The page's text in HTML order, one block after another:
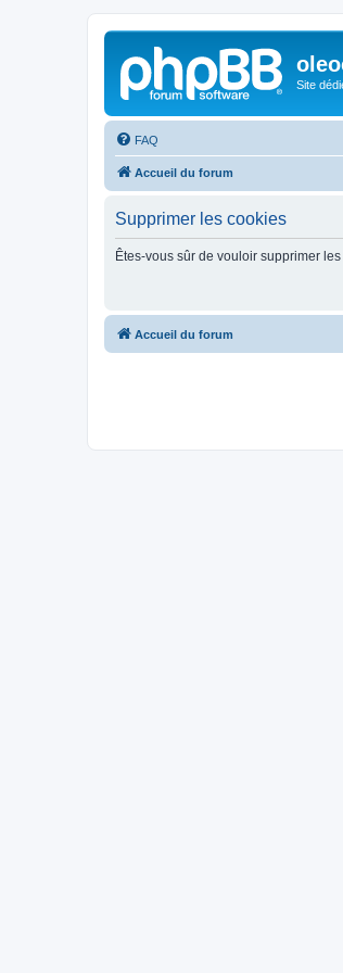
Site
FAQ
Accueil du forum
Supprimer les cookies
Êtes-vous sûr de vouloir supprimer
Accueil du forum